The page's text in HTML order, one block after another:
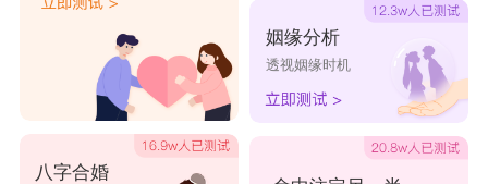
5 我前男友回来找我了!
天蝎男：
1 我晚上要跟男闺蜜出去玩。
2 如果他在就一定不会这样的。
八字合婚
姻缘分析
透视姻缘时机